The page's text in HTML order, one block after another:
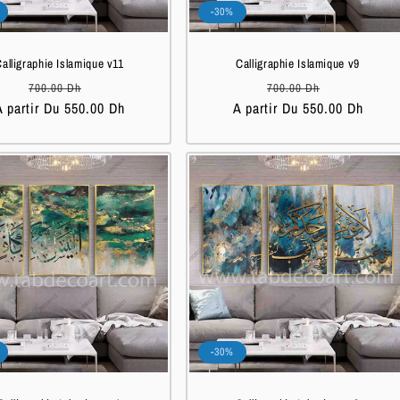
Islamique v11
Prix
habituel
700.00 Dh
soldé
partir Du 550.00 Dh
-30%
Calligraphie Islamique v9
Prix
habituel
700.00 Dh
soldé
A partir Du 550.00 Dh
-30%